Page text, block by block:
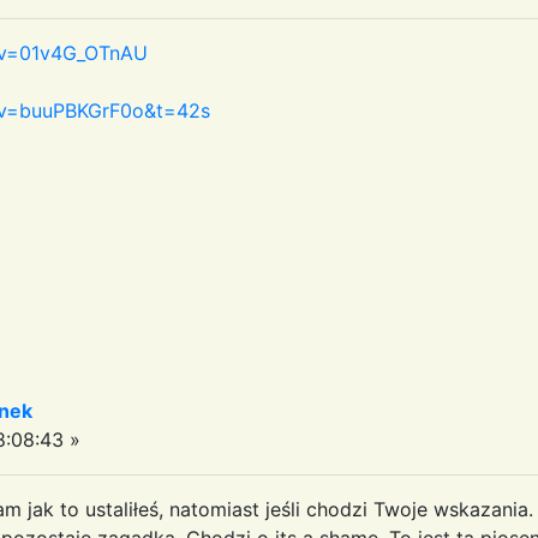
»
jak to ustaliłeś, natomiast jeśli chodzi Twoje